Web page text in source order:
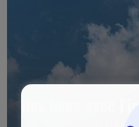
Nos liens avec